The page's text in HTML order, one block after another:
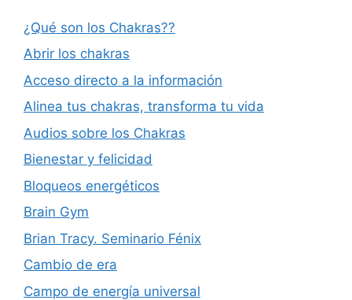
¿Qué son los Chakras??
Abrir los chakras
Acceso directo a la información
Alinea tus chakras, transforma tu vida
Audios sobre los Chakras
Bienestar y felicidad
Bloqueos energéticos
Brain Gym
Brian Tracy. Seminario Fénix
Cambio de era
Campo de energía universal